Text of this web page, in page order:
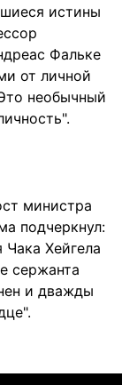
истины
Фальке
от личной
необычный
министра
подчеркнул:
Хейгела
сержанта
и дважды